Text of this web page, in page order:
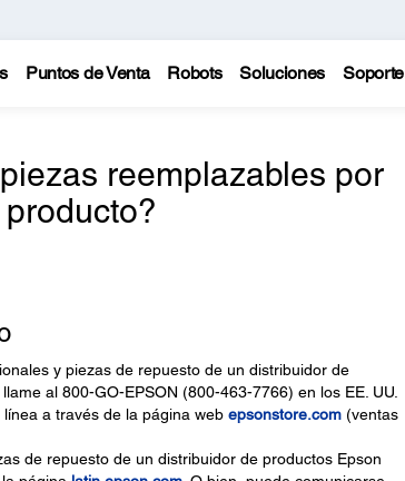
Puntos de Venta Robots Soluciones Soporte
reemplazables por
y piezas de repuesto de un distribuidor de
al 800-GO-EPSON (800-463-7766) en los EE. UU.
a través de la página web epsonstore.com(ventas
de repuesto de un distribuidor de productos Epson